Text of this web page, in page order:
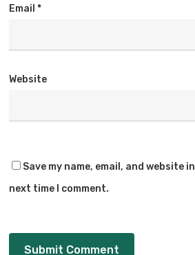
Email*
Website
Save my name, email, and website
next time I comment.